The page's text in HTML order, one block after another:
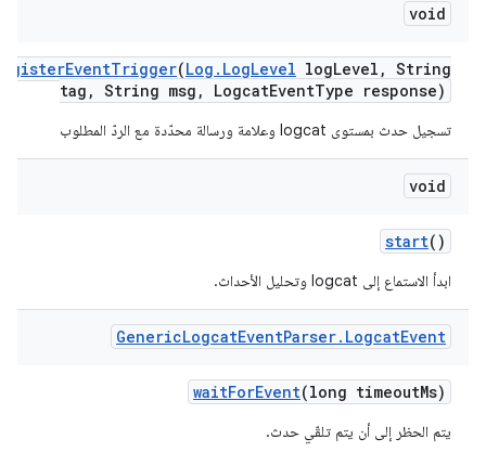
void
EventTrigger(Log . LogLevel logLevel , String
tag , String msg , LogcatEventType response)
تسجيل حدث بمستوى logcat وعلامة ورسالة محدّدة مع الردّ المطلوب
void
start()
ابدأ الاستماع إلى logcat وتحليل الأحداث.
GenericLogcatEventParser. LogcatEvent
waitForEvent(long timeoutMs)
يتم الحظر إلى أن يتم تلقّي حدث.